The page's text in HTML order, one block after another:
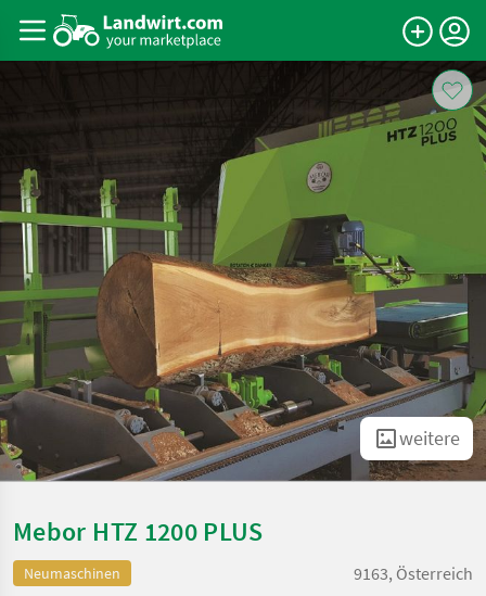
weitere
Mebor HTZ 1200 PLUS
Neumaschinen 9163, Österreich